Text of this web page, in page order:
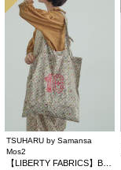
TSUHARU by Samansa
Mos2